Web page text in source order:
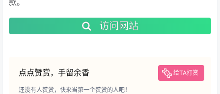
访问网站
点点赞赏，手留余香 给TA打赏
还没有人赞赏，快来当第一个赞赏的人吧！